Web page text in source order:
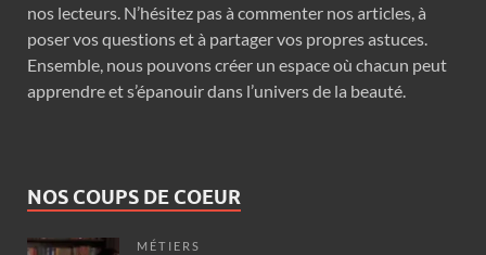
nos lecteurs. N’hésitez pas à commenter nos articles, à
poser vos questions et à partager vos propres astuces.
Ensemble, nous pouvons créer un espace où chacun peut
apprendre et s’épanouir dans l’univers de la beauté.
NOS COUPS DE COEUR
MÉTIERS